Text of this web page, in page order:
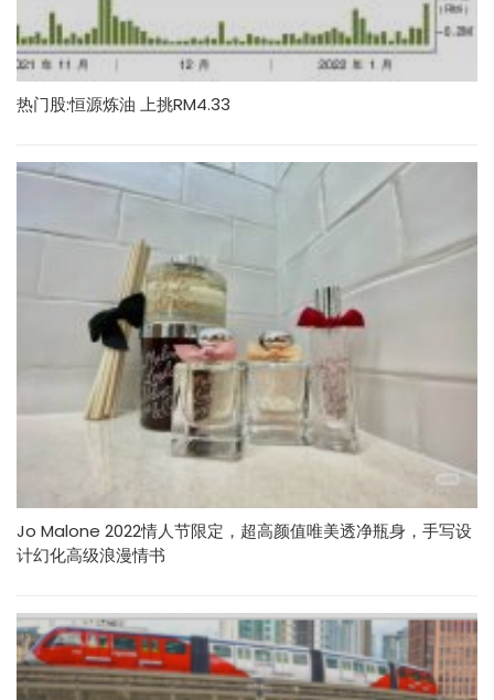
热门股:恒源炼油 上挑RM4.33
Jo Malone 2022情人节限定，超高颜值唯美透净瓶身，手写设
计幻化高级浪漫情书